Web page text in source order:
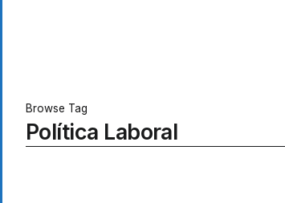
Browse Tag
Política Laboral